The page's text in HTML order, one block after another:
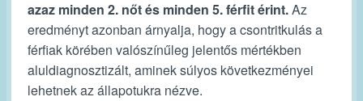
azaz minden 2. nőt és minden 5. férfit érint.Az
eredményt azonban árnyalja, hogy a csontritkulás a
férfiak körében valószínűleg jelentős mértékben
aluldiagnosztizált, aminek súlyos következményei
lehetnek az állapotukra nézve.